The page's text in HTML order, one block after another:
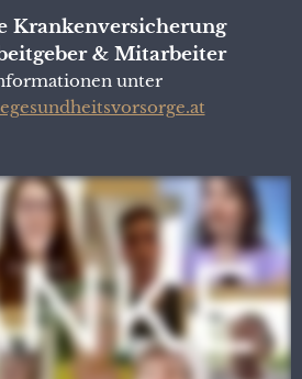
Krankenversicherung
& Mitarbeiter
unter